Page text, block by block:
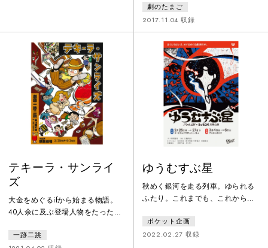
態度でどこから美声がと思われる
ような女だった。頼りにならない
兄のせいで世話をすることになっ
た妹はほとんど参っていた。人魚
は捕まったのに不漁は続く。空は
あんなに青いのに皆の表情はいま
いちだ。
てる。ぎらぎら空には太陽だ。ど
れどれどっちに進もうか？ぐりぐ
りグリムのふしぎな森で、今日も
誰かがすれちがう。いろんな動物
が待っている。どこかに魔女が隠
れてる。そらそら空にはお星さ
ま。どきどきグリムの物語。さあ
さあさっそく始めよう
劇のたまご
2017.11.04 収録
テキーラ・サンライ
ズ
大金をめぐるifから始まる物語。
40人余に及ぶ登場人物をたった6
ンデモナイ芝居ですが、大人のメ
一跡二跳
ゆうむすぶ星
秋めく銀河を走る列車。ゆられる
ふたり。これまでも、これから
窓をみている、地図をみている、
手紙をかいてる、きみがいる。旅
ポケット企画
2022.02.27 収録